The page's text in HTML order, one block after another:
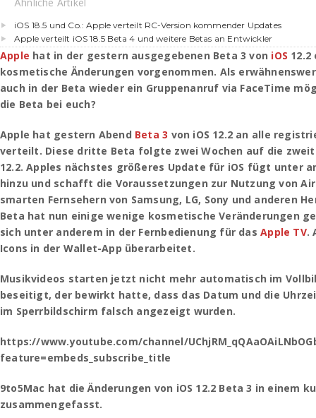
iOS 18.5 und Co.: Apple verteilt RC-Version kommender Updates
Apple verteilt iOS 18.5 Beta 4 und weitere Betas an Entwickler
Apple hat in der gestern ausgegebenen Beta 3 von iOS
kosmetische Änderungen vorgenommen. Als
auch in der Beta wieder ein Gruppenanruf via FaceTime
die Beta bei euch?
Apple hat gestern Abend Beta 3 von iOS 12.2 an alle
verteilt. Diese dritte Beta folgte zwei Wochen auf die
12.2. Apples nächstes größeres Update für iOS fügt unter
hinzu und schafft die Voraussetzungen zur Nutzung von
smarten Fernsehern von Samsung, LG, Sony und anderen
Beta hat nun einige wenige kosmetische Veränderungen
sich unter anderem in der Fernbedienung für dasApple TV.
Icons in der Wallet-App überarbeitet.
Musikvideos starten jetzt nicht mehr automatisch im
beseitigt, der bewirkt hatte, dass das Datum und die
im Sperrbildschirm falsch angezeigt wurden.
https://www.youtube.com/channel/
feature=embeds_subscribe_title
9to5Mac hat die Änderungen von iOS 12.2 Beta 3 in einem
zusammengefasst.